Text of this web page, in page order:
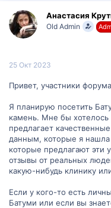
т
е
м
ы
ч
а
Анастасия
Old Admin
25 Окт 2023
Привет, участники
Я планирую посетить
камень. Мне бы хотелось
предлагает
данным, которые я нашла
которые предлагают эти
отзывы от реальных
какую-нибудь клинику
Если у кого-то есть
Батуми или если вы